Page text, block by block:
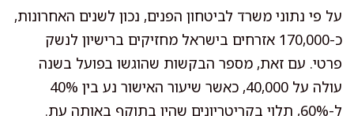
על פי נתוני משרד לביטחון הפנים, נכון לשנים האחרונות,
כ-170,000 אזרחים בישראל מחזיקים ברישיון לנשק
פרטי. עם זאת, מספר הבקשות שהוגשו בפועל בשנה
עולה על 40,000, כאשר שיעור האישור נע בין 40%
ל-60%, תלוי בקריטריונים שהיו בתוקף באותה עת.